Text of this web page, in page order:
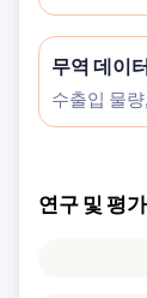
무역 데이터
수출입 물
연구 및 평